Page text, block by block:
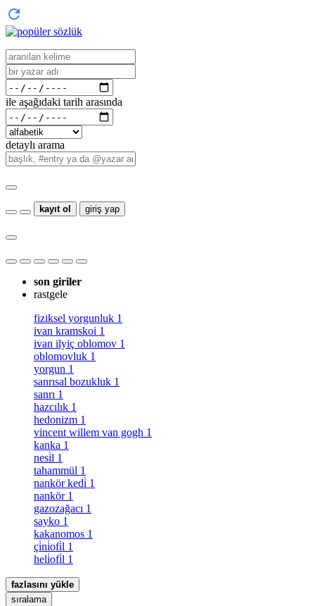
ile aşağıdaki tarih arasında
detaylı arama
kayıt ol giriş yap
son giriler
rastgele
fiziksel yorgunluk 1
ivan kramskoi 1
ivan ilyiç oblomov 1
oblomovluk 1
yorgun 1
sanrısal bozukluk 1
sanrı 1
hazcılık 1
hedonizm 1
vincent willem van gogh 1
kanka 1
nesi̇l 1
tahammül 1
nankör kedi̇ 1
nankör 1
gazozağacı 1
sayko 1
kakanomos 1
çi̇ni̇ofi̇l 1
heli̇ofi̇l 1
fazlasını yükle
sıralama